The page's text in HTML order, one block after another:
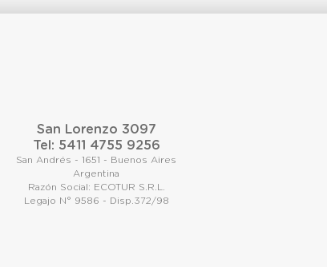
San Lorenzo 3097
Tel: 5411 4755 9256
San Andrés - 1651 - Buenos Aires
Argentina
Razón Social: ECOTUR S.R.L.
Legajo N° 9586 - Disp.372/98